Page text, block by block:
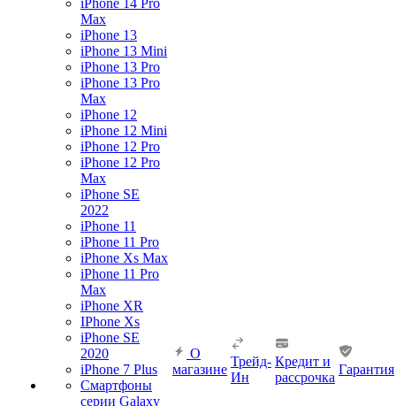
iPhone 14 Pro
Max
iPhone 13
iPhone 13 Mini
iPhone 13 Pro
iPhone 13 Pro
Max
iPhone 12
iPhone 12 Mini
iPhone 12 Pro
iPhone 12 Pro
Max
iPhone SE
2022
iPhone 11
iPhone 11 Pro
iPhone Xs Max
iPhone 11 Pro
Max
iPhone XR
IPhone Xs
iPhone SE
2020
iPhone 7 Plus
Смартфоны
серии Galaxy
О
магазине
Трейд-
Ин
Кредит и
рассрочка
Гарантия